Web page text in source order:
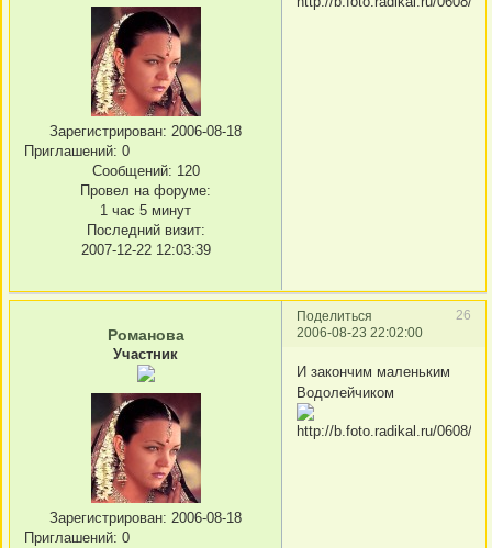
Зарегистрирован: 2006-08-18
Приглашений: 0
Сообщений: 120
Провел на форуме:
1 час 5 минут
Последний визит:
2007-12-22 12:03:39
Поделиться
26
2006-08-23 22:02:00
Романова
Участник
Зарегистрирован: 2006-08-18
Приглашений: 0
И закончим маленьким
Водолейчиком